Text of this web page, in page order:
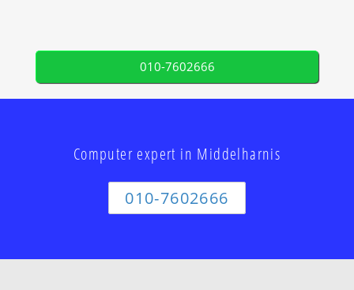
010-7602666
Computer expert in Middelharnis
010-7602666